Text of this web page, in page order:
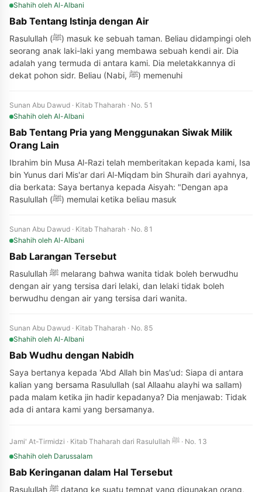
Shahih oleh Al-Albani
Bab Tentang Istinja dengan Air
Rasulullah (ﷺ) masuk ke sebuah taman. Beliau didampingi oleh
seorang anak laki-laki yang membawa sebuah kendi air. Dia
adalah yang termuda di antara kami. Dia meletakkannya di
dekat pohon sidr. Beliau (Nabi, ﷺ) memenuhi
Sunan Abu Dawud · Kitab Thaharah · No. 51
Shahih oleh Al-Albani
Bab Tentang Pria yang Menggunakan Siwak Milik
Orang Lain
Ibrahim bin Musa Al-Razi telah memberitakan kepada kami, Isa
bin Yunus dari Mis'ar dari Al-Miqdam bin Shuraih dari ayahnya,
dia berkata: Saya bertanya kepada Aisyah: "Dengan apa
Rasulullah (ﷺ) memulai ketika beliau masuk
Sunan Abu Dawud · Kitab Thaharah · No. 81
Shahih oleh Al-Albani
Bab Larangan Tersebut
Rasulullah ﷺ melarang bahwa wanita tidak boleh berwudhu
dengan air yang tersisa dari lelaki, dan lelaki tidak boleh
berwudhu dengan air yang tersisa dari wanita.
Sunan Abu Dawud · Kitab Thaharah · No. 85
Shahih oleh Al-Albani
Bab Wudhu dengan Nabidh
Saya bertanya kepada 'Abd Allah bin Mas'ud: Siapa di antara
kalian yang bersama Rasulullah (sal Allaahu alayhi wa sallam)
pada malam ketika jin hadir kepadanya? Dia menjawab: Tidak
ada di antara kami yang bersamanya.
Jami' At-Tirmidzi · Kitab Thaharah dari Rasulullah ﷺ · No. 13
Shahih oleh Darussalam
Bab Keringanan dalam Hal Tersebut
Rasulullah ﷺ datang ke suatu tempat yang digunakan orang,